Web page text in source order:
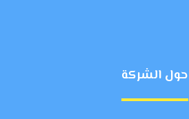
حول الشركة